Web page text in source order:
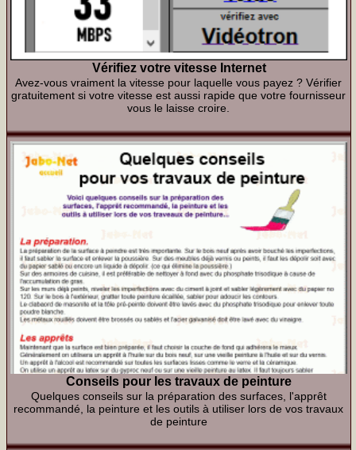
Vérifiez votre vitesse Internet
Avez-vous vraiment la vitesse pour laquelle vous payez ? Vérifier
gratuitement si votre vitesse est aussi rapide que votre fournisseur
vous le laisse croire.
Conseils pour les travaux de peinture
Quelques conseils sur la préparation des surfaces, l'apprêt
recommandé, la peinture et les outils à utiliser lors de vos travaux
de peinture